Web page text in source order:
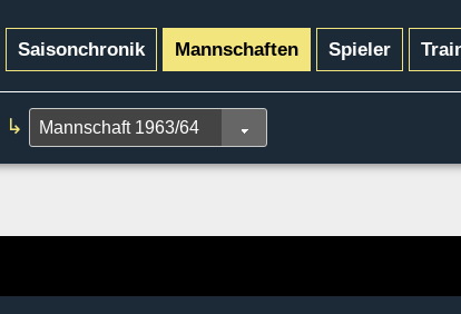
Saisonchronik Mannschaften Spieler
↳